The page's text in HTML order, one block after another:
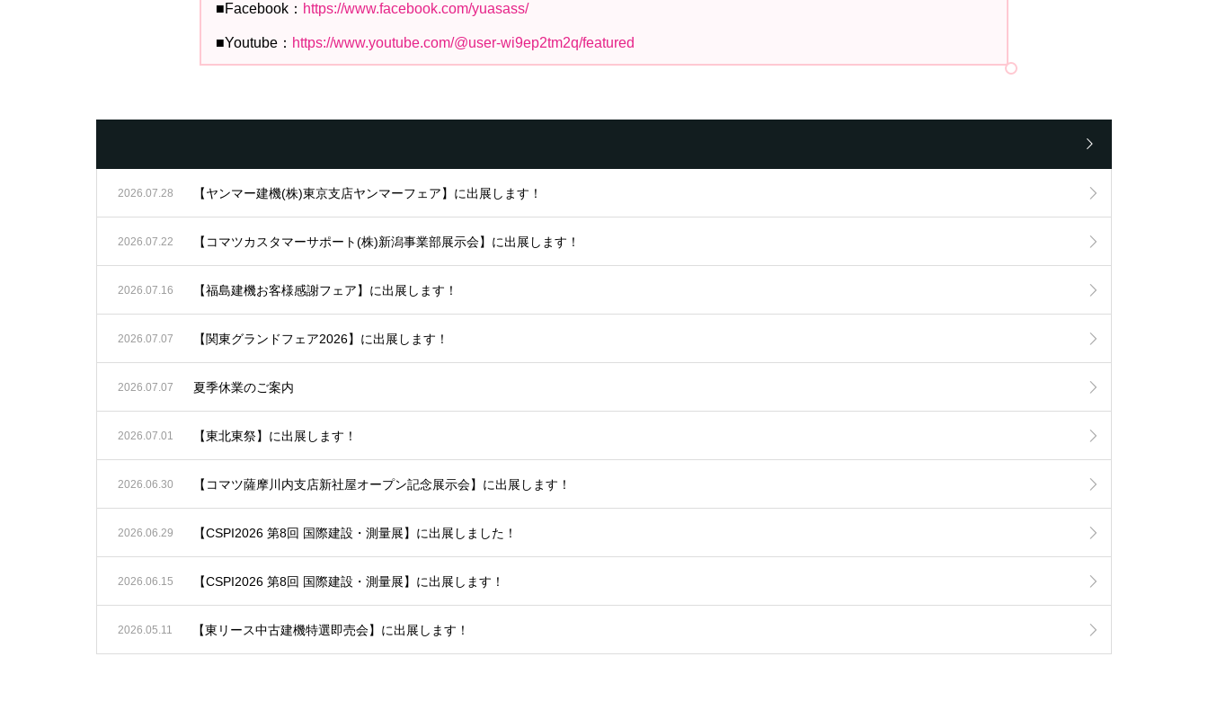
■Facebook： https://www.facebook.com/yuasass/
■Youtube： https://www.youtube.com/@user-wi9ep2tm2q/featured
2026.07.28 【ヤンマー建機(株)東京支店ヤンマーフェア】に出展します！
2026.07.22 【コマツカスタマーサポート(株)新潟事業部展示会】に出展します！
2026.07.16 【福島建機お客様感謝フェア】に出展します！
2026.07.07 【関東グランドフェア2026】に出展します！
2026.07.07 夏季休業のご案内
2026.07.01 【東北東祭】に出展します！
2026.06.30 【コマツ薩摩川内支店新社屋オープン記念展示会】に出展します！
2026.06.29 【CSPI2026 第8回 国際建設・測量展】に出展しました！
2026.06.15 【CSPI2026 第8回 国際建設・測量展】に出展します！
2026.05.11 【東リース中古建機特選即売会】に出展します！